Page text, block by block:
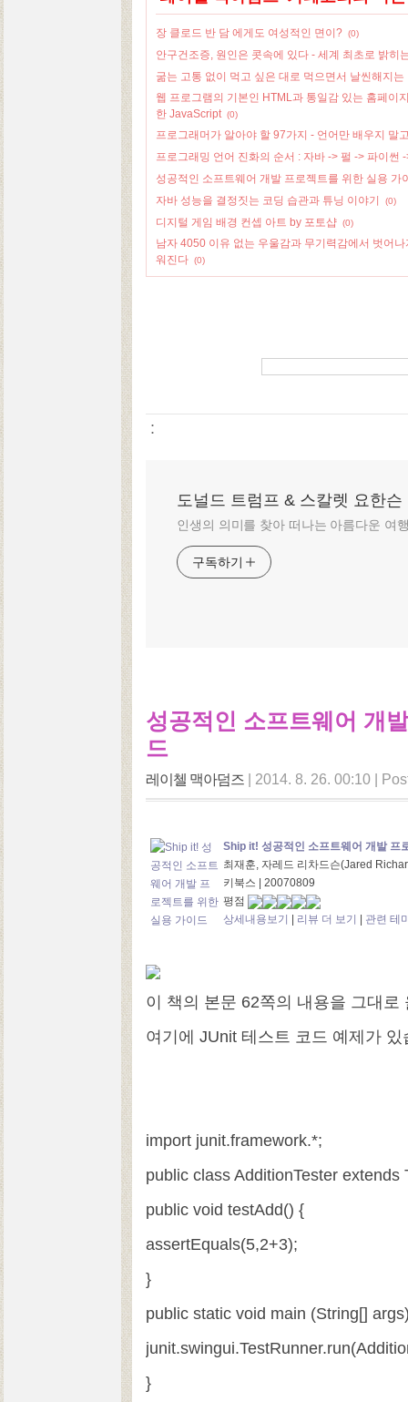
장 클로드 반 담 에게도 여성적인 면이? (0)
안구건조증, 원인은 콧속에 있다 - 세계 최초로 밝히
굶는 고통 없이 먹고 싶은 대로 먹으면서 날씬해지는
웹 프로그램의 기본인 HTML과 통일감 있는 홈페이
한 JavaScript (0)
프로그래머가 알아야 할 97가지 - 언어만 배우지 말
프로그래밍 언어 진화의 순서 : 자바 -> 펄 -> 파이썬
성공적인 소프트웨어 개발 프로젝트를 위한 실용 가
자바 성능을 결정짓는 코딩 습관과 튜닝 이야기
(0)
디지털 게임 배경 컨셉 아트 by 포토샵 (0)
남자 4050 이유 없는 우울감과 무기력감에서 벗어
워진다 (0)
:
도널드 트럼프 & 스칼렛 요한슨
인생의 의미를 찾아 떠나는 아름다운 여
구독하기
성공적인 소프트웨어 개
드
레이첼 맥아덤즈 | 2014. 8. 26. 00:10 |
Ship it! 성공적인 소프트웨어 개발 프
최재훈, 자레드 리차드슨(Jared
키북스 | 20070809
평점
상세내용보기
리뷰 더 보기 관련 테
이 책의 본문 62쪽의 내용을 그대로
여기에 JUnit 테스트 코드 예제가 있
import junit.framework.*;
public class AdditionTester extends
public void testAdd() {
assertEquals(5,2+3);
}
public static void main (String[]
}